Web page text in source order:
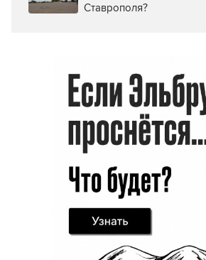
Ставрополя?